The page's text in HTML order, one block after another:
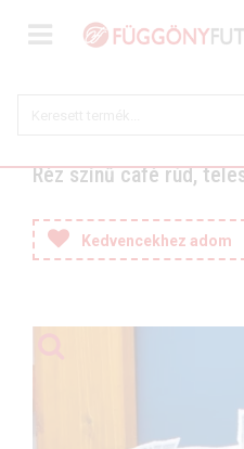
Réz színű café rúd,
Kedvencekhez adom